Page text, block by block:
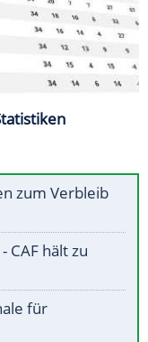
zum Verbleib
CAF hält zu
für